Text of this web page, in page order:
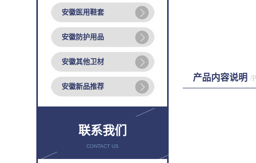
安徽医用鞋套
安徽防护用品
安徽其他卫材
安徽新品推荐
联系我们
CONTACT US
产品内容说明 /